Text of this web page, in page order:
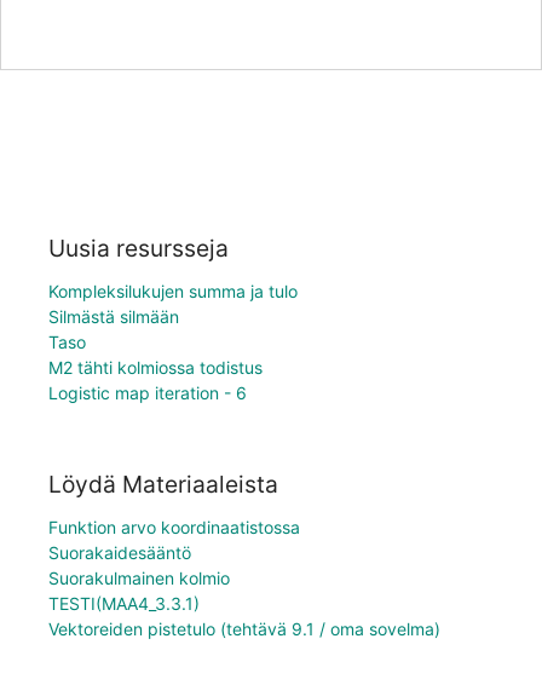
Uusia resursseja
Kompleksilukujen summa ja tulo
Silmästä silmään
Taso
M2 tähti kolmiossa todistus
Logistic map iteration - 6
Löydä Materiaaleista
Funktion arvo koordinaatistossa
Suorakaidesääntö
Suorakulmainen kolmio
TESTI(MAA4_3.3.1)
Vektoreiden pistetulo (tehtävä 9.1 / oma sovelma)